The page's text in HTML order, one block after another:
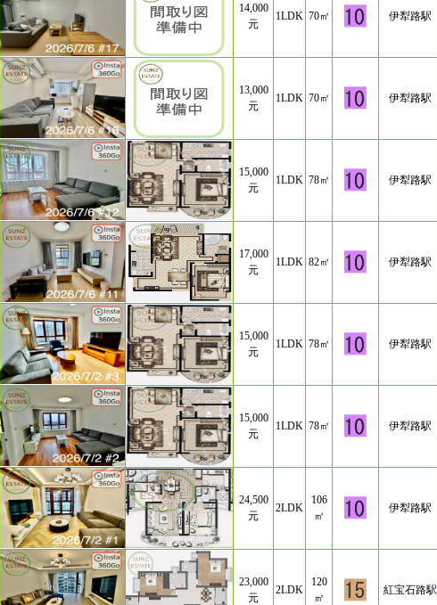
14,000
元
1LDK 70㎡ 伊犁路駅
13,000
元
1LDK 70㎡ 伊犁路駅
15,000
元
1LDK 78㎡ 伊犁路駅
17,000
元
1LDK 82㎡ 伊犁路駅
15,000
元
1LDK 78㎡ 伊犁路駅
15,000
元
1LDK 78㎡ 伊犁路駅
24,500
元
2LDK
106
㎡
伊犁路駅
23,000
元
2LDK
120
㎡
紅宝石路駅